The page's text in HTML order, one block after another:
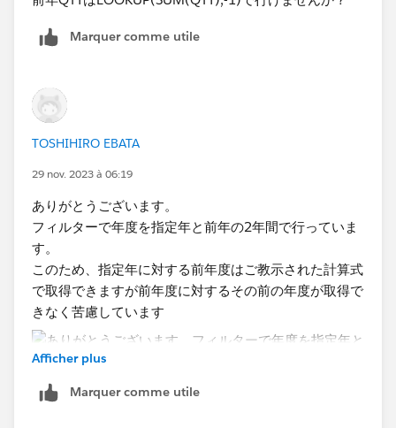
こちらで解答となれば何よりです。
Marquer comme utile
TOSHIHIRO EBATA
29 nov. 2023 à 06:19
ありがとうございます。
フィルターで年度を指定年と前年の2年間で行っていま
す。
このため、指定年に対する前年度はご教示された計算式
で取得できますが前年度に対するその前の年度が取得で
きなく苦慮しています
Afficher plus
Marquer comme utile